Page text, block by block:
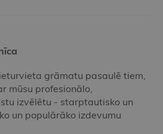
grāmatu pasaulē tiem,
mūsu profesionālo,
izvēlētu - starptautisko un
un populārāko izdevumu